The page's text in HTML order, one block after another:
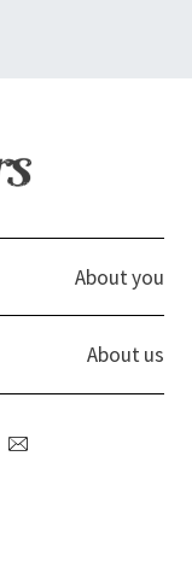
About you
About us